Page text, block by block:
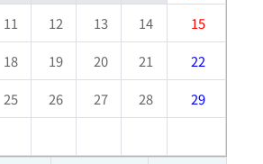
11 12 13 14
15
18 19 20 21
22
25 26 27 28
29